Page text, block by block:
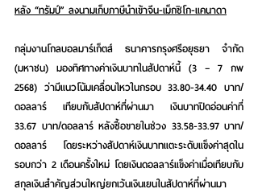
หลัง “ทรัมป์” ลงนามเก็บภาษีนำเข้าจีน-เม็กซิโก-แคนาดา
กลุ่มงานโกลบอลมาร์เก็ตส์ ธนาคารกรุงศรีอยุธยา จำกัด
(มหาชน) มองทิศทางค่าเงินบาทในสัปดาห์นี้ (3 – 7 กพ
2568) ว่ามีแนวโน้มเคลื่อนไหวในกรอบ 33.80-34.40 บาท/
ดอลลาร์ เทียบกับสัปดาห์ที่ผ่านมา เงินบาทปิดอ่อนค่าที่
33.67 บาท/ดอลลาร์ หลังซื้อขายในช่วง 33.58-33.97 บาท/
ดอลลาร์ โดยระหว่างสัปดาห์เงินบาทแตะระดับแข็งค่าสุดใน
รอบกว่า 2 เดือนครั้งใหม่ โดยเงินดอลลาร์แข็งค่าเมื่อเทียบกับ
สกุลเงินสำคัญส่วนใหญ่ยกเว้นเงินเยนในสัปดาห์ที่ผ่านมา